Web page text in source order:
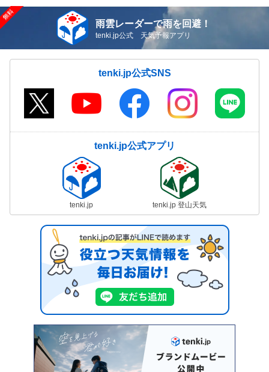
雨雲レーダーで雨を回避！
tenki.jp公式 天気予報アプリ
tenki.jp公式SNS
tenki.jp公式アプリ
tenki.jp tenki.jp 登山天気